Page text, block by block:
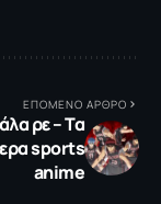
ΕΠΟΜΕΝΟ ΑΡΘΡΟ
ρε – Τα
sports
anime